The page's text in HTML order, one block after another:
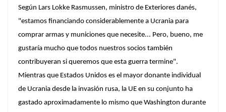
Según Lars Lokke Rasmussen, ministro de Exteriores danés,
"estamos financiando considerablemente a Ucrania para
comprar armas y municiones que necesite... Pero, bueno, me
gustaría mucho que todos nuestros socios también
contribuyeran si queremos que esta guerra termine".
Mientras que Estados Unidos es el mayor donante individual
de Ucrania desde la invasión rusa, la UE en su conjunto ha
gastado aproximadamente lo mismo que Washington durante